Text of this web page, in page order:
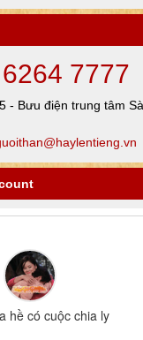
7777
- Bưu điện trung tâm